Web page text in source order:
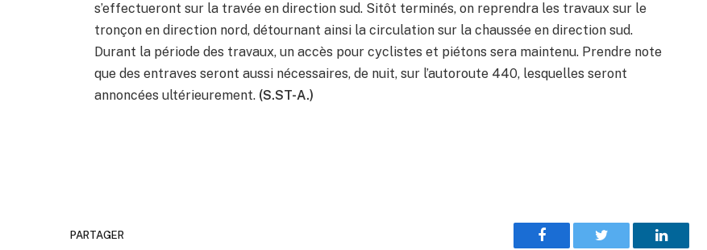
s’effectueront sur la travée en direction sud. Sitôt terminés, on reprendra les travaux sur le
tronçon en direction nord, détournant ainsi la circulation sur la chaussée en direction sud.
Durant la période des travaux, un accès pour cyclistes et piétons sera maintenu. Prendre note
que des entraves seront aussi nécessaires, de nuit, sur l’autoroute 440, lesquelles seront
annoncées ultérieurement. (S.ST-A.)
PARTAGER
Facebook Twitter LinkedIn